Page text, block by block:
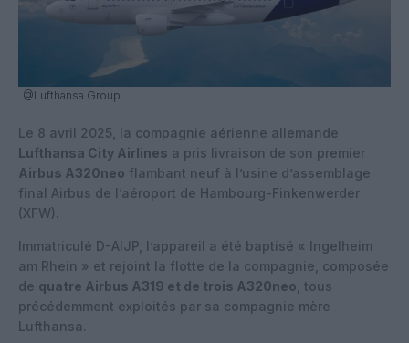
@Lufthansa Group
Le 8 avril 2025, la compagnie aérienne allemande
Lufthansa City Airlines a pris livraison de son premier
Airbus A320neo flambant neuf à l’usine d’assemblage
final Airbus de l’aéroport de Hambourg-Finkenwerder
(XFW).
Immatriculé D-AIJP, l’appareil a été baptisé « Ingelheim
am Rhein » et rejoint la flotte de la compagnie, composée
de quatre Airbus A319 et de trois A320neo , tous
précédemment exploités par sa compagnie mère
Lufthansa.